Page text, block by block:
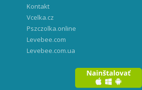
Kontakt
Vcelka.cz
Pszczolka.online
Levebee.com
Levebee.com.ua